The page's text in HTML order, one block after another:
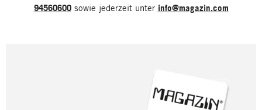
94560600sowie jederzeit unter info@magazin.com